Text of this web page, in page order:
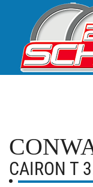
CAIRON T